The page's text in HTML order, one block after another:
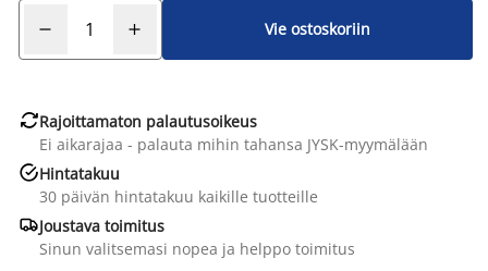
Vie ostoskoriin
Rajoittamaton palautusoikeus
Ei aikarajaa - palauta mihin tahansa JYSK-myymälään
Hintatakuu
30 päivän hintatakuu kaikille tuotteille
Joustava toimitus
Sinun valitsemasi nopea ja helppo toimitus